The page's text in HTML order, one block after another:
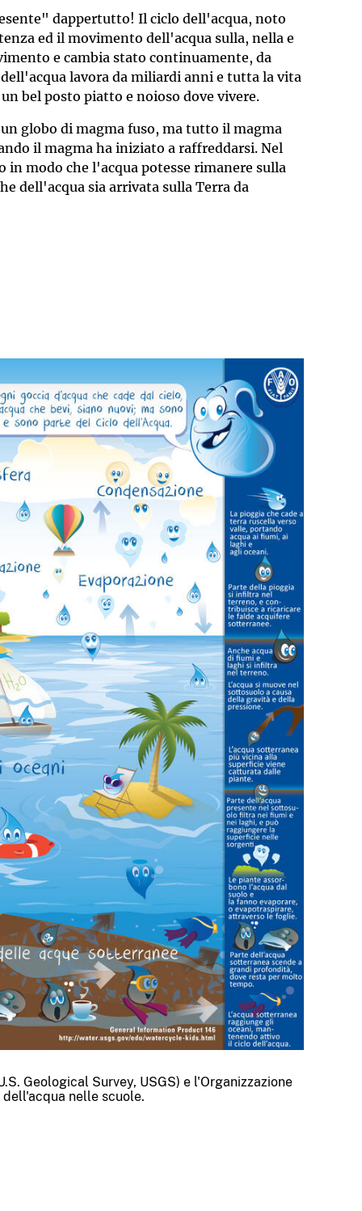
dappertutto! Il ciclo dell'acqua, noto
ed il movimento dell'acqua sulla, nella e
e cambia stato continuamente, da
lavora da miliardi anni e tutta la vita
bel posto piatto e noioso dove vivere.
globo di magma fuso, ma tutto il magma
il magma ha iniziato a raffreddarsi. Nel
modo che l'acqua potesse rimanere sulla
dell'acqua sia arrivata sulla Terra da
Geological Survey, USGS) e l'Organizzazione
nelle scuole.